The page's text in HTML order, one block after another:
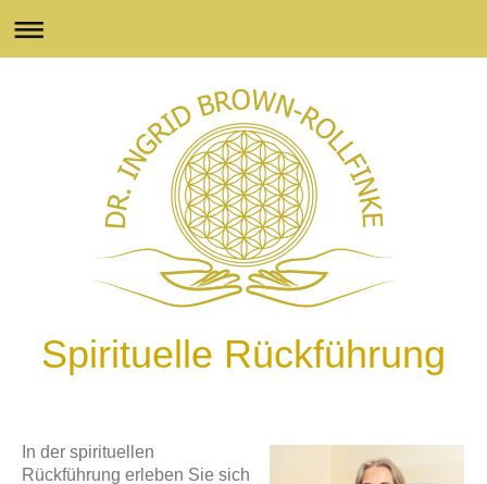
Spirituelle Rückführung
In der spirituellen
Rückführung erleben Sie sich